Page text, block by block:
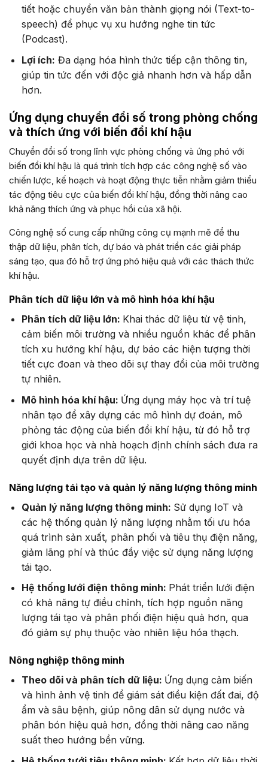
tiết hoặc chuyển văn bản thành giọng nói (Text-to-
speech) để phục vụ xu hướng nghe tin tức
(Podcast).
Lợi ích: Đa dạng hóa hình thức tiếp cận thông tin,
giúp tin tức đến với độc giả nhanh hơn và hấp dẫn
hơn.
Ứng dụng chuyển đổi số trong phòng chống
và thích ứng với biến đổi khí hậu
Chuyển đổi số trong lĩnh vực phòng chống và ứng phó với
biến đổi khí hậu là quá trình tích hợp các công nghệ số vào
chiến lược, kế hoạch và hoạt động thực tiễn nhằm giảm thiểu
tác động tiêu cực của biến đổi khí hậu, đồng thời nâng cao
khả năng thích ứng và phục hồi của xã hội.
Công nghệ số cung cấp những công cụ mạnh mẽ để thu
thập dữ liệu, phân tích, dự báo và phát triển các giải pháp
sáng tạo, qua đó hỗ trợ ứng phó hiệu quả với các thách thức
khí hậu.
Phân tích dữ liệu lớn và mô hình hóa khí hậu
Phân tích dữ liệu lớn: Khai thác dữ liệu từ vệ tinh,
cảm biến môi trường và nhiều nguồn khác để phân
tích xu hướng khí hậu, dự báo các hiện tượng thời
tiết cực đoan và theo dõi sự thay đổi của môi trường
tự nhiên.
Mô hình hóa khí hậu: Ứng dụng máy học và trí tuệ
nhân tạo để xây dựng các mô hình dự đoán, mô
phỏng tác động của biến đổi khí hậu, từ đó hỗ trợ
giới khoa học và nhà hoạch định chính sách đưa ra
quyết định dựa trên dữ liệu.
Năng lượng tái tạo và quản lý năng lượng thông minh
Quản lý năng lượng thông minh: Sử dụng IoT và
các hệ thống quản lý năng lượng nhằm tối ưu hóa
quá trình sản xuất, phân phối và tiêu thụ điện năng,
giảm lãng phí và thúc đẩy việc sử dụng năng lượng
tái tạo.
Hệ thống lưới điện thông minh: Phát triển lưới điện
có khả năng tự điều chỉnh, tích hợp nguồn năng
lượng tái tạo và phân phối điện hiệu quả hơn, qua
đó giảm sự phụ thuộc vào nhiên liệu hóa thạch.
Nông nghiệp thông minh
Theo dõi và phân tích dữ liệu: Ứng dụng cảm biến
và hình ảnh vệ tinh để giám sát điều kiện đất đai, độ
ẩm và sâu bệnh, giúp nông dân sử dụng nước và
phân bón hiệu quả hơn, đồng thời nâng cao năng
suất theo hướng bền vững.